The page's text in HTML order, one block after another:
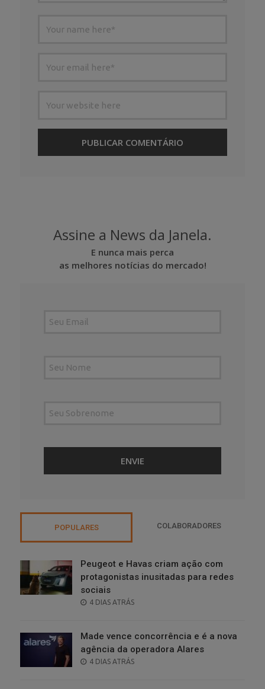
Assine a News da Janela.
E nunca mais perca
as melhores notícias do mercado!
POPULARES COLABORADORES
Peugeot e Havas criam ação com
protagonistas inusitadas para redes
sociais
POSTED
4 DIAS ATRÁS
Made vence concorrência e é a nova
agência da operadora Alares
POSTED
4 DIAS ATRÁS